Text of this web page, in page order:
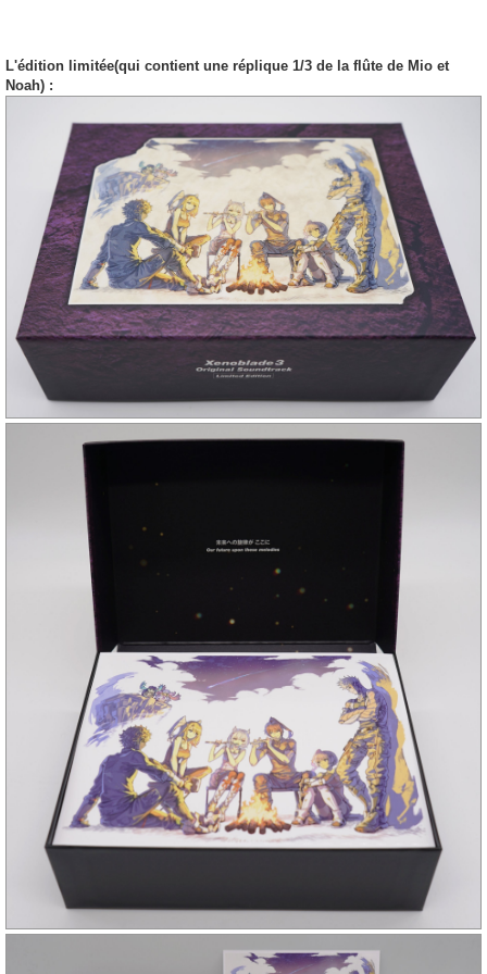
L'édition limitée(qui contient une réplique 1/3 de la flûte de Mio et
Noah) :